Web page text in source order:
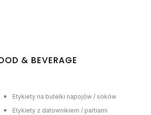
& BEVERAGE
Etykiety na butelki napojów / soków
Etykiety z datownikiem / partiami